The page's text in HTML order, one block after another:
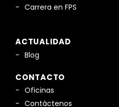
Carrera en FPS
ACTUALIDAD
Blog
CONTACTO
Oficinas
Contáctenos